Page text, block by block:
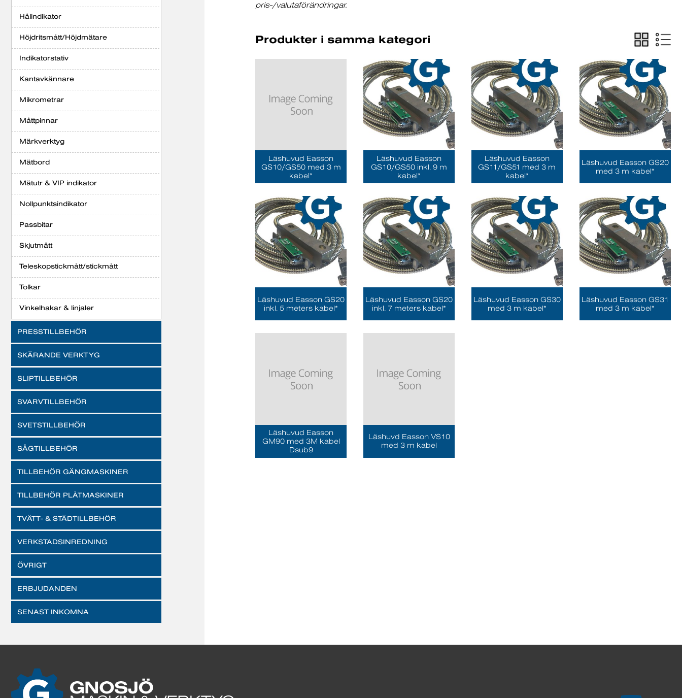
Hålindikator
Höjdritsmått/Höjdmätare
Indikatorstativ
Kantavkännare
Mikrometrar
Måttpinnar
Märkverktyg
Mätbord
Mätutr & VIP indikator
Nollpunktsindikator
Passbitar
Skjutmått
Teleskopstickmått/stickmått
Tolkar
Vinkelhakar & linjaler
PRESSTILLBEHÖR
SKÄRANDE VERKTYG
SLIPTILLBEHÖR
SVARVTILLBEHÖR
SVETSTILLBEHÖR
SÅGTILLBEHÖR
TILLBEHÖR GÄNGMASKINER
TILLBEHÖR PLÅTMASKINER
TVÄTT- & STÄDTILLBEHÖR
VERKSTADSINREDNING
ÖVRIGT
ERBJUDANDEN
SENAST INKOMNA
pris-/valutaförändringar.
Produkter i samma kategori
Läshuvud Easson
GS10/GS50 med 3 m
kabel*
Läshuvud Easson
GS10/GS50 inkl. 9 m
kabel*
Läshuvud Easson
GS11/GS51 med 3 m
kabel*
Läshuvud Easson GS20
med 3 m kabel*
Läshuvud Easson GS20
inkl. 5 meters kabel*
Läshuvud Easson GS20
inkl. 7 meters kabel*
Läshuvud Easson GS30
med 3 m kabel*
Läshuvud Easson GS31
med 3 m kabel*
Läshuvud Easson
GM90 med 3M kabel
Dsub9
Läshuvd Easson VS10
med 3 m kabel